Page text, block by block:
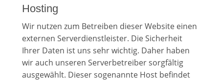
Hosting
Wir nutzen zum Betreiben dieser Website einen
externen Serverdienstleister. Die Sicherheit
Ihrer Daten ist uns sehr wichtig. Daher haben
wir auch unseren Serverbetreiber sorgfältig
ausgewählt. Dieser sogenannte Host befindet